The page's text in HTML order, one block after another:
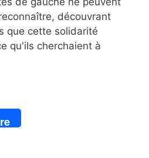
découvrant
que cette solidarité
qu'ils cherchaient à